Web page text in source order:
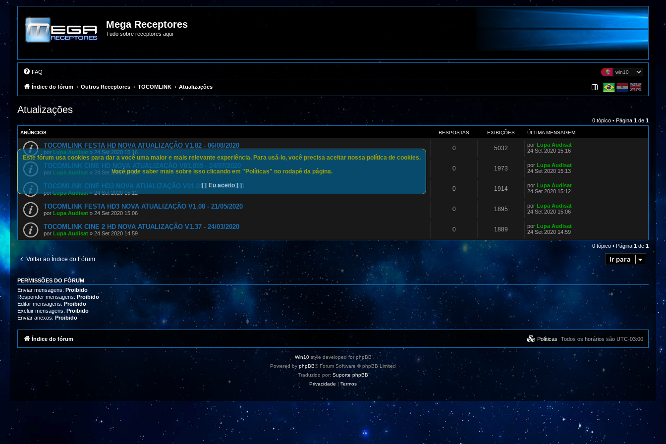
Mega Receptores
Tudo sobre receptores aqui
FAQ
Índice do fórum Outros Receptores TOCOMLINK Atualizações
Atualizações
0 tópico • Página 1 de 1
ANÚNCIOS RESPOSTAS EXIBIÇÕES ÚLTIMA MENSAGEM
TOCOMLINK FESTA HD NOVA ATUALIZAÇÃO V1.82 - 06/08/2020
por Lupa Audisat » 24 Set 2020 15:16
0 5032 por Lupa Audisat
24 Set 2020 15:16
TOCOMLINK CINE HD NOVA ATUALIZAÇÃO V01.059 - 24/07/2020
por Lupa Audisat » 24 Set 2020 15:13
0 1973 por Lupa Audisat
24 Set 2020 15:13
TOCOMLINK CINE HD3 NOVA ATUALIZAÇÃO V01.013 - 24/07/2020
porLupa Audisat»24 Set 2020 15:12
0 1914 por Lupa Audisat
24 Set 2020 15:12
TOCOMLINK FESTA HD3 NOVA ATUALIZAÇÃO V1.08 - 21/05/2020
por Lupa Audisat » 24 Set 2020 15:06
0 1895 por Lupa Audisat
24 Set 2020 15:06
TOCOMLINK CINE 2 HD NOVA ATUALIZAÇÃO V1.37 - 24/03/2020
por Lupa Audisat » 24 Set 2020 14:59
0 1889 por Lupa Audisat
24 Set 2020 14:59
0 tópico • Página 1 de 1
Voltar ao Índice do Fórum Ir para
PERMISSÕES DO FÓRUM
Enviar mensagens: Proibido
Responder mensagens: Proibido
Editar mensagens: Proibido
Excluir mensagens: Proibido
Enviar anexos: Proibido
Este fórum usa cookies para dar a você uma maior e mais relevante experiência. Para usá-lo, você precisa aceitar nossa política de cookies.
Você pode saber mais sobre isso clicando em "Políticas" no rodapé da página.
[ [ Eu aceito ] ]
Índice do fórum Todos os horários são UTC-03:00
Políticas
Win10style developed for phpBB
Powered by phpBB® Forum Software © phpBB Limited
Traduzido por: Suporte phpBB
Privacidade | Termos